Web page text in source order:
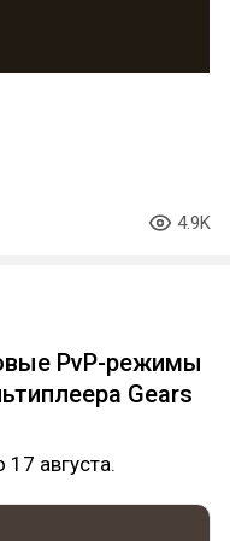
4.9K
PvP-режимы
Gears
августа.